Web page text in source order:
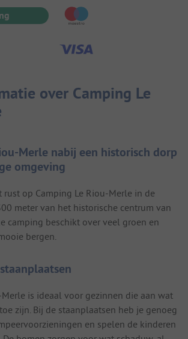
over Camping Le
Merle nabij een historisch dorp
omgeving
op Camping Le Riou-Merle in de
meter van het historische centrum van
camping beschikt over veel groen en
bergen.
is ideaal voor gezinnen die aan wat
zijn. Bij de staanplaatsen heb je genoeg
en spelen de kinderen